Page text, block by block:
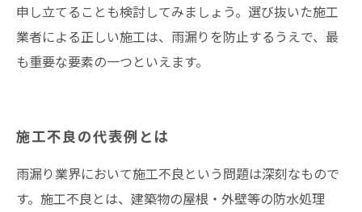
申し立てることも検討してみましょう。選び抜いた施工
業者による正しい施工は、雨漏りを防止するうえで、最
も重要な要素の一つといえます。
施工不良の代表例とは
雨漏り業界において施工不良という問題は深刻なもので
す。施工不良とは、建築物の屋根・外壁等の防水処理